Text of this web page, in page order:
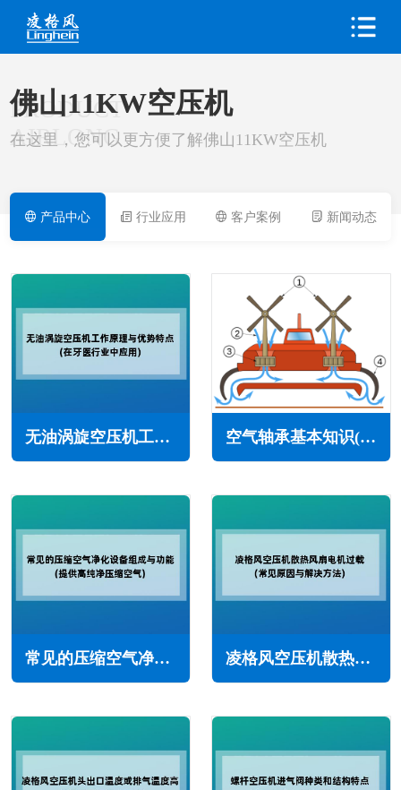
PRODUCT
AIRLONG
佛山11KW空压机
在这里，您可以更方便了解佛山11KW空压机
产品中心 行业应用 客户案例 新闻动态
无油涡旋空压机工作原理与优势特点(在牙医行业中应用) 空气轴承基本知识(空气轴承的优缺点)
常见的压缩空气净化设备组成与功能(提供高纯净压缩空气) 凌格风空压机散热风扇电机过载怎么办(常见原因与解决方法)